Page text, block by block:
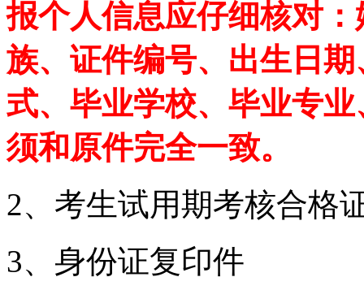
报个人信息应仔细核对
族、证件编号、出生日
式、毕业学校、毕业专
须和原件完全一致。
2、考生试用期考核合格
3、身份证复印件